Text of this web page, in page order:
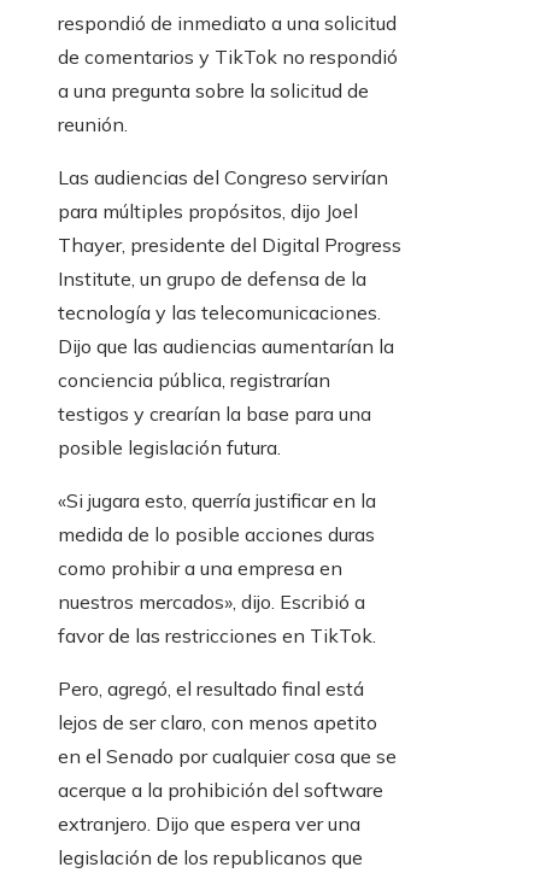
respondió de inmediato a una solicitud
de comentarios y TikTok no respondió
a una pregunta sobre la solicitud de
reunión.
Las audiencias del Congreso servirían
para múltiples propósitos, dijo Joel
Thayer, presidente del Digital Progress
Institute, un grupo de defensa de la
tecnología y las telecomunicaciones.
Dijo que las audiencias aumentarían la
conciencia pública, registrarían
testigos y crearían la base para una
posible legislación futura.
«Si jugara esto, querría justificar en la
medida de lo posible acciones duras
como prohibir a una empresa en
nuestros mercados», dijo. Escribió a
favor de las restricciones en TikTok.
Pero, agregó, el resultado final está
lejos de ser claro, con menos apetito
en el Senado por cualquier cosa que se
acerque a la prohibición del software
extranjero. Dijo que espera ver una
legislación de los republicanos que